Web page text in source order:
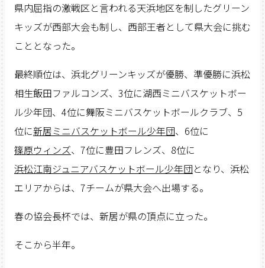
県内屈指の激戦区と言われる天浜地区を制したグリーン
キッズが西部大会も制し、西部王者として県大会に挑む
こととなった。
最終順位は、浜北グリーンキッズが優勝、準優勝に浜松
相生飯田ファルコンズ、3位に湖西ミニバスケットボー
ル少年団、4位に舞阪ミニバスケットボールクラブ、5
位に新居ミニバスケットボール少年団、6位に
篠原ウィンズ、7位に豊田フレンズ、8位に
浜松江南ジュニアバスケットボール少年団となり、浜松
エリアからは、7チームが県大会へ出場する。
春の協会長杯では、新居が県の頂点に立った。
そこから半年。